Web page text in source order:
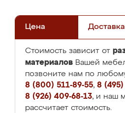
Цена Доставка
Стоимость зависит от
материалов Вашей
позвоните нам по
8 (800) 511-89-55, 8 (495)
8 (926) 409-68-13, и наш
рассчитает стоимость.